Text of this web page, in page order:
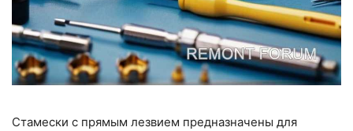
Стамески с прямым лезвием предназначены для